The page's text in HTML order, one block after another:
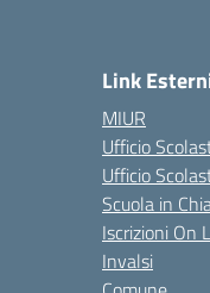
Link
MIUR
Ufficio
Ufficio
Scuola in
Iscrizioni On
Invalsi